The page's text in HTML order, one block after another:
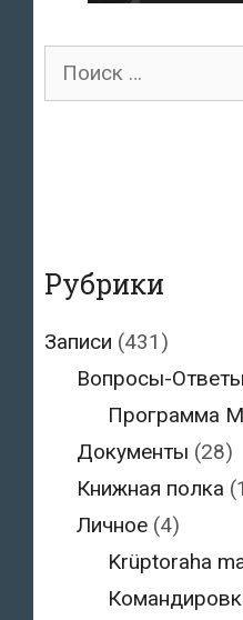
Поиск
Рубрики
Записи (431)
Вопросы-Ответы
Программа
Документы (28)
Книжная полка
Личное(4)
Krüptoraha